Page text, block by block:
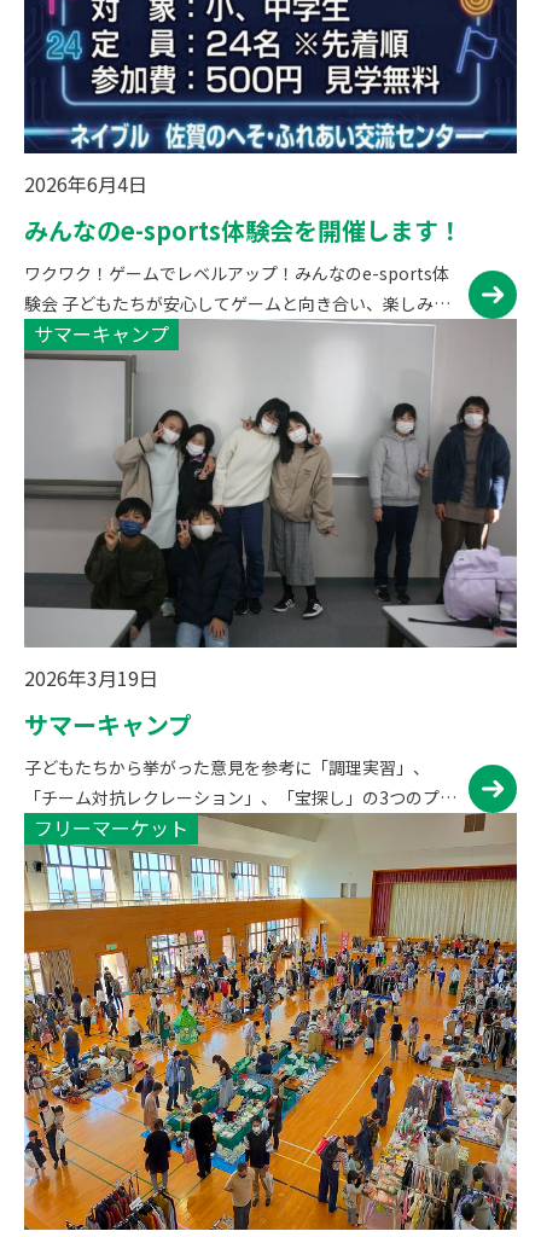
2026年6月4日
みんなのe-sports体験会を開催します！
ワクワク！ゲームでレベルアップ！みんなのe-sports体
験会 子どもたちが安心してゲームと向き合い、楽しみな
がら学べる「E-sports体験会」を開催します。 “ネッ
ト・ゲームとの上手なつき合い方”の講演と、…
サマーキャンプ
2026年3月19日
サマーキャンプ
子どもたちから挙がった意見を参考に「調理実習」、
「チーム対抗レクレーション」、「宝探し」の3つのプロ
グラムを実施しました。 活動写真（令和4年度ウィンタ
ーキャンプ） 開会式 調理実習 チーム対抗レクレーション
宝探し 朝…
フリーマーケット